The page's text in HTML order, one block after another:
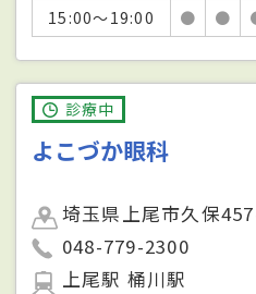
15:00～19:00
● ●
診療中
よこづか眼科
埼玉県上尾市久保
048-779-2300
上尾駅 桶川駅